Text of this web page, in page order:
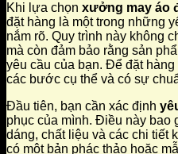
Khi lựa chọn xưởng may áo
đặt hàng là một trong những
nắm rõ. Quy trình này không
mà còn đảm bảo rằng sản
yêu cầu của bạn. Để đặt
các bước cụ thể và có sự
Đầu tiên, bạn cần xác định
phục của mình. Điều này bao
dáng, chất liệu và các chi tiết
có một bản phác thảo hoặc